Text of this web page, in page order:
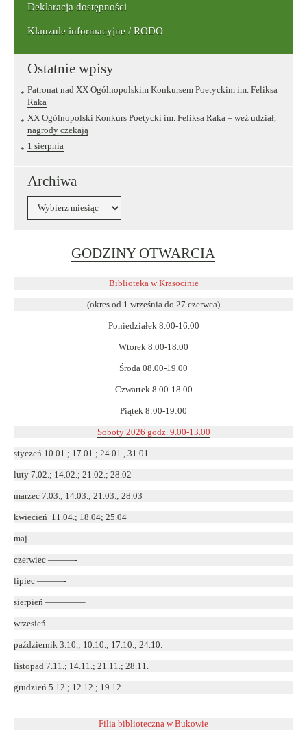
Deklaracja dostępności
Klauzule informacyjne / RODO
Ostatnie wpisy
Patronat nad XX Ogólnopolskim Konkursem Poetyckim im. Feliksa
Raka
XX Ogólnopolski Konkurs Poetycki im. Feliksa Raka – weź udział,
nagrody czekają
1 sierpnia
Archiwa
GODZINY OTWARCIA
w
Biblioteka w Krasocinie
(okres od 1 września do 27 czerwca)
Poniedziałek 8.00-16.00
Wtorek 8.00-18.00
Środa 08.00-19.00
Czwartek 8.00-18.00
Piątek 8:00-19:00
Soboty 2026 godz. 9.00-13.00
styczeń 10.01.; 17.01.; 24.01., 31.01
luty 7.02.; 14.02.; 21.02.; 28.02
marzec 7.03.; 14.03.; 21.03.; 28.03
kwiecień 11.04.; 18.04; 25.04
maj ———–
czerwiec ———-
lipiec ———-
sierpień ————–
wrzesień ———
październik 3.10.; 10.10.; 17.10.; 24.10.
listopad 7.11.; 14.11.; 21.11.; 28.11.
grudzień 5.12.; 12.12.; 19.12
Filia biblioteczna w Bukowie